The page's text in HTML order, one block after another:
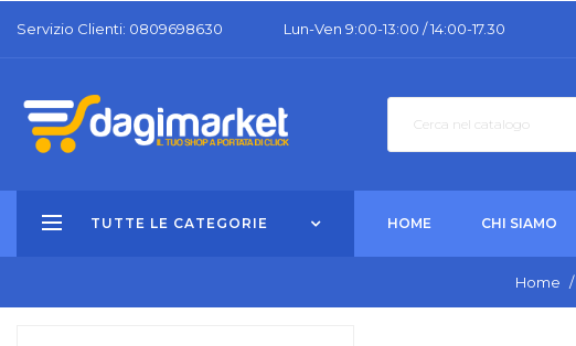
Servizio Clienti: 0809698630 Lun-Ven 9:00-13:00 / 14:00-17.30
TUTTE LE CATEGORIE HOME CHI SIAMO
Home /